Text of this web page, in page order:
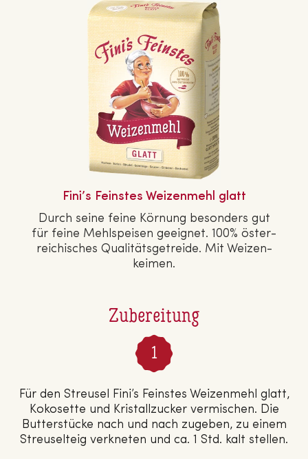
Zubereitung
Für den Streusel Fini’s Feinstes Weizenmehl glatt,
Kokosette und Kristallzucker vermischen. Die
Butterstücke nach und nach zugeben, zu einem
Streuselteig verkneten und ca. 1 Std. kalt stellen.
Fini’s Feinstes Wei­zen­mehl glatt
Durch seine feine Körnung besonders gut
für feine Mehl­spei­sen geeignet. 100% ös­ter­
rei­chi­sches Qua­li­täts­ge­trei­de. Mit Wei­zen­
kei­men.